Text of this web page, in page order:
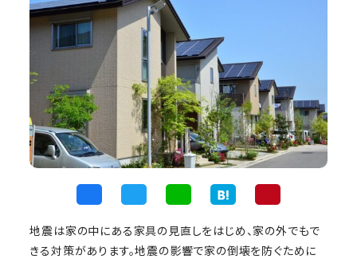
地震は家の中にある家具の見直しをはじめ、家の外でもで
きる対策があります。地震の影響で家の倒壊を防ぐために